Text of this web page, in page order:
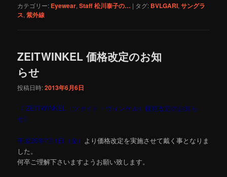
カテゴリー: Eyewear,Staff 松川泰子の… | タグ: BVLGARI,サングラ
ス,紫外線
ZEITWINKEL 価格改定のお知
らせ
投稿日時:2013年6月6日
《 ZEITWINKEL（ツァイト・ヴィンケル）価格改定のお知ら
せ》
平成25年7月1日（金） より価格改定を実施させて戴く事となりま
した。
何卒ご理解下さいますようお願い致します。